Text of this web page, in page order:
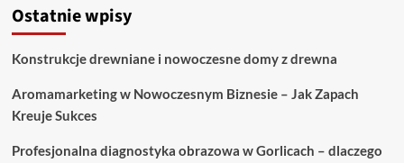
Profesjonalne
Zakresu
Pracy
Ostatnie wpisy
Konstrukcje drewniane i nowoczesne domy z drewna
Aromamarketing w Nowoczesnym Biznesie – Jak Zapach
Kreuje Sukces
Profesjonalna diagnostyka obrazowa w Gorlicach – dlaczego